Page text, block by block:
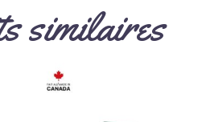
similaires